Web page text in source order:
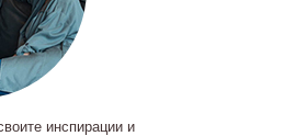
инспирации и